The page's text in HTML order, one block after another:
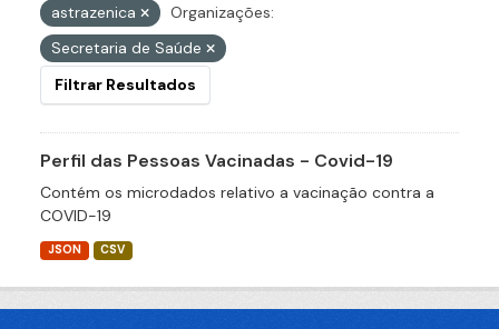
astrazenica
Organizações:
Secretaria de Saúde
Filtrar Resultados
Perfil das Pessoas Vacinadas - Covid-19
Contém os microdados relativo a vacinação contra a
COVID-19
JSON CSV